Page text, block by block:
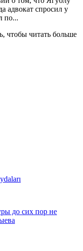
адвокат спросил у
по...
чтобы читать больше